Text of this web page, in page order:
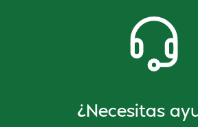
¿Necesitas